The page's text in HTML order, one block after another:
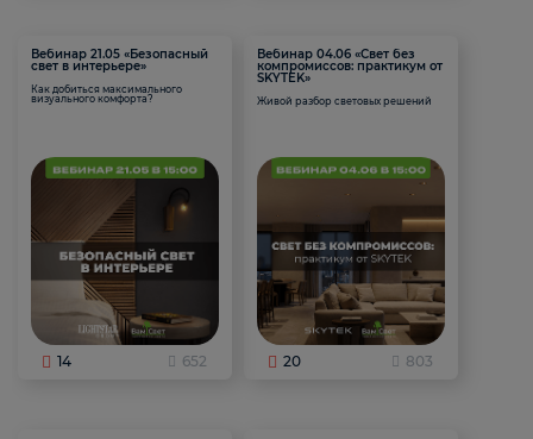
Вебинар 21.05 «Безопасный
свет в интерьере»
Как добиться максимального
визуального комфорта?
14 652
Вебинар 04.06 «Свет без
компромиссов: практикум от
SKYTEK»
Живой разбор световых решений
20 803